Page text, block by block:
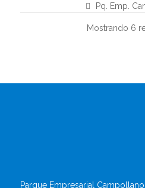
Pq. Emp.
967590005
Pq. Emp.
Mostrando 6
Parque Empresarial